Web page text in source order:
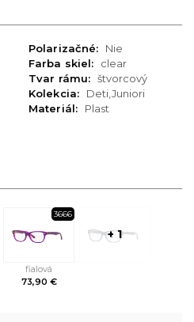
Polarizačné:
Nie
Farba skiel:
clear
Tvar rámu: štvorcový
Kolekcia:
Deti,Juniori
Materiál:
Plast
3666
fialová
73,90 €
+ 1